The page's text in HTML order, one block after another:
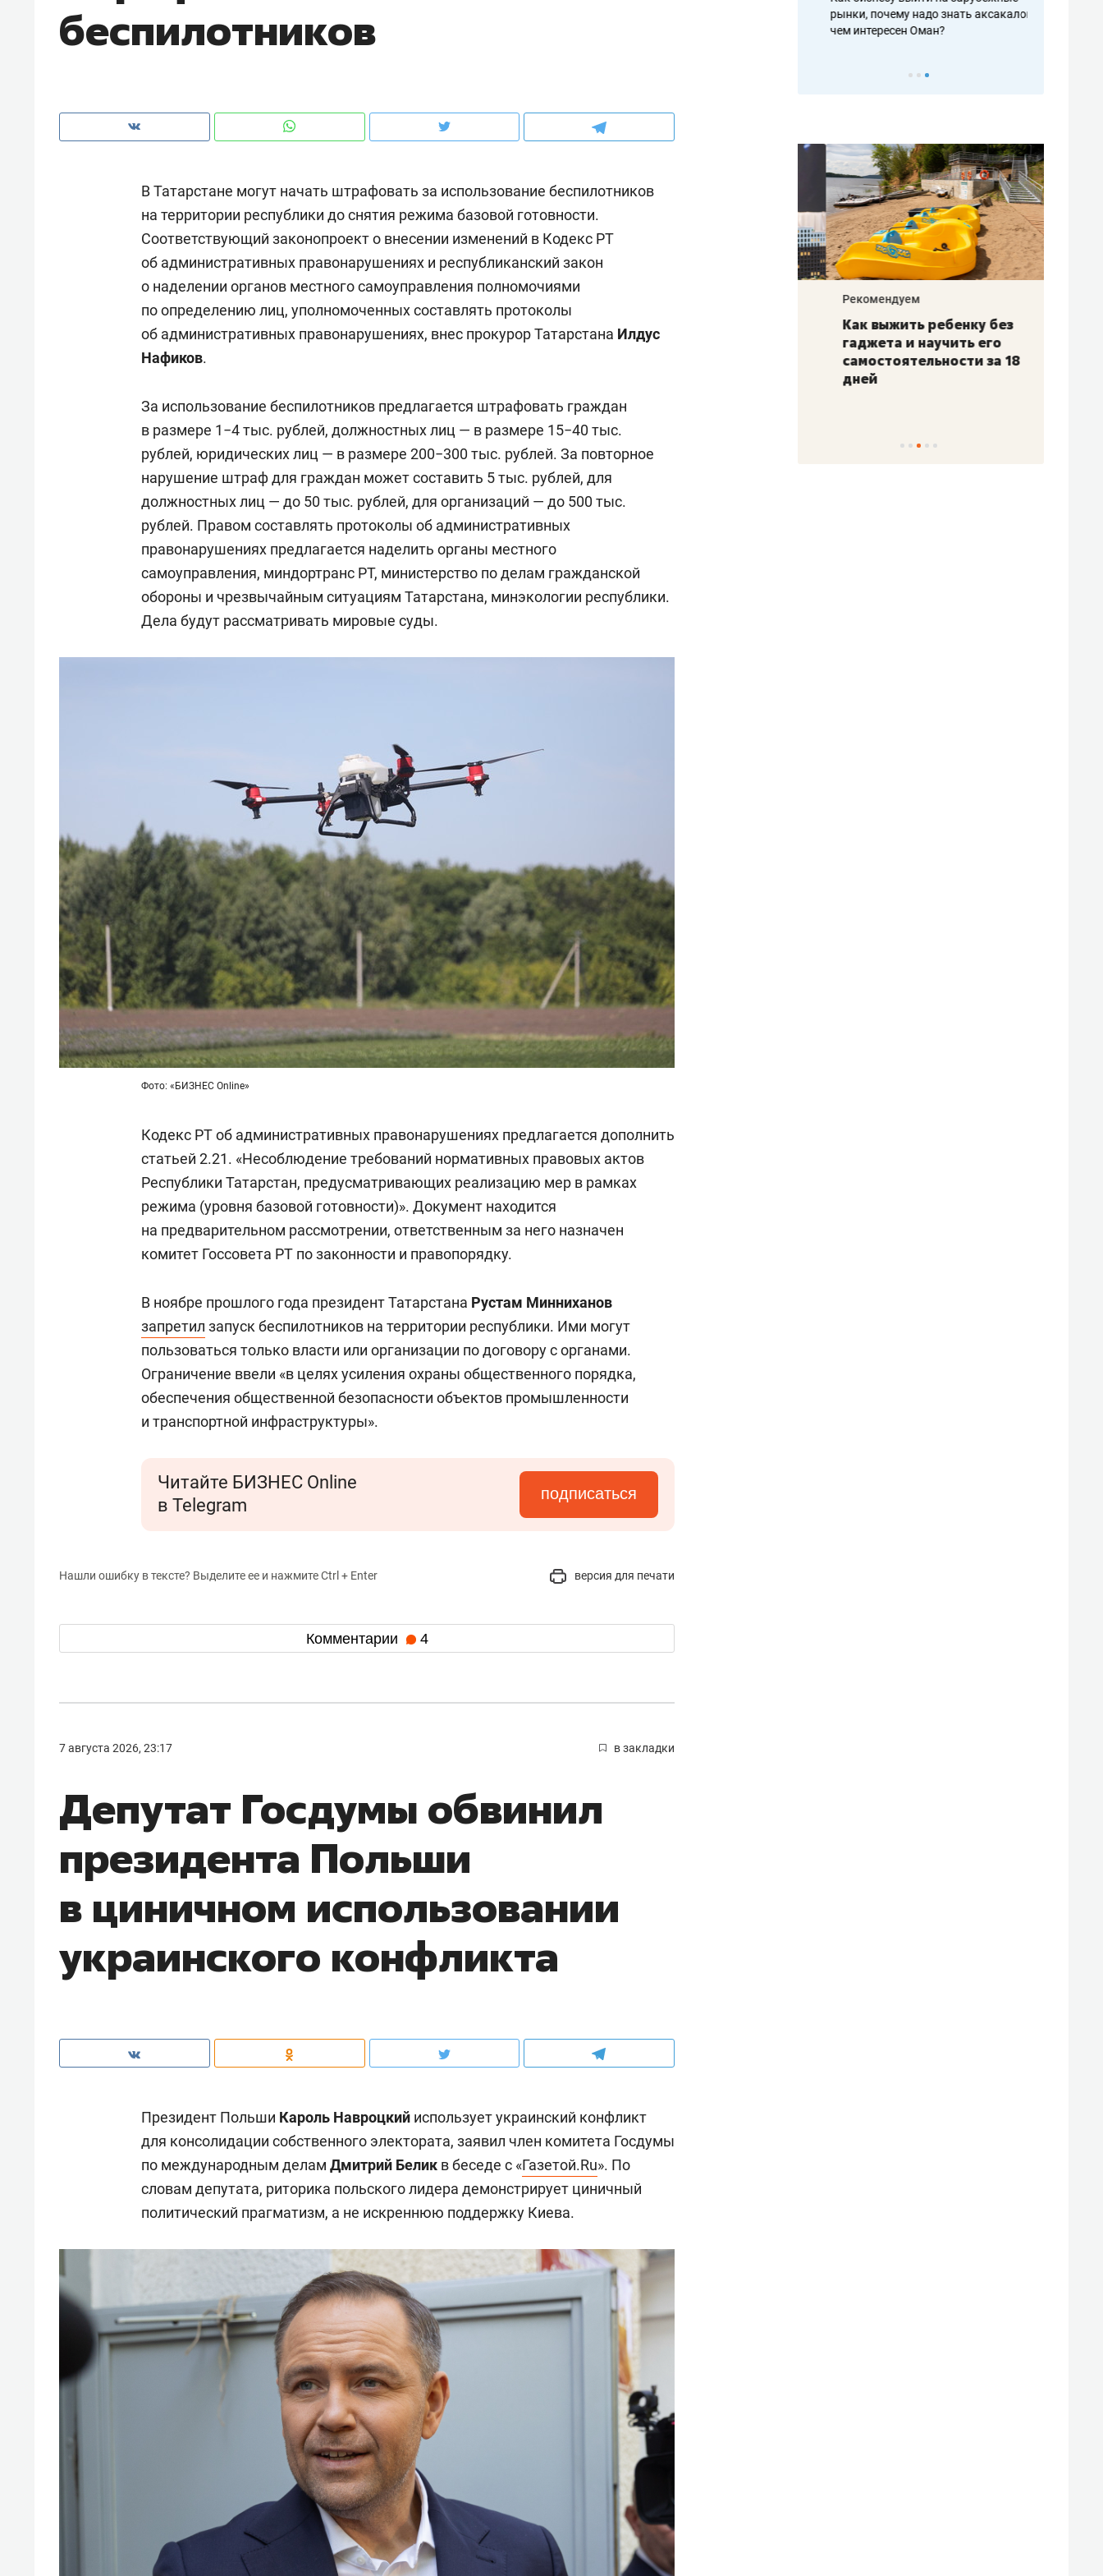
беспилотников
В Татарстане могут начать штрафовать за использование беспилотников
на территории республики до снятия режима базовой готовности.
Соответствующий законопроект о внесении изменений в Кодекс РТ
об административных правонарушениях и республиканский закон
о наделении органов местного самоуправления полномочиями
по определению лиц, уполномоченных составлять протоколы
об административных правонарушениях, внес прокурор Татарстана Илдус
Нафиков.
За использование беспилотников предлагается штрафовать граждан
в размере 1−4 тыс. рублей, должностных лиц — в размере 15−40 тыс.
рублей, юридических лиц — в размере 200−300 тыс. рублей. За повторное
нарушение штраф для граждан может составить 5 тыс. рублей, для
должностных лиц — до 50 тыс. рублей, для организаций — до 500 тыс.
рублей. Правом составлять протоколы об административных
правонарушениях предлагается наделить органы местного
самоуправления, миндортранс РТ, министерство по делам гражданской
обороны и чрезвычайным ситуациям Татарстана, минэкологии республики.
Дела будут рассматривать мировые суды.
Фото: «БИЗНЕС Online»
Кодекс РТ об административных правонарушениях предлагается дополнить
статьей 2.21. «Несоблюдение требований нормативных правовых актов
Республики Татарстан, предусматривающих реализацию мер в рамках
режима (уровня базовой готовности)». Документ находится
на предварительном рассмотрении, ответственным за него назначен
комитет Госсовета РТ по законности и правопорядку.
В ноябре прошлого года президент Татарстана Рустам Минниханов
запретил запуск беспилотников на территории республики. Ими могут
пользоваться только власти или организации по договору с органами.
Ограничение ввели «в целях усиления охраны общественного порядка,
обеспечения общественной безопасности объектов промышленности
и транспортной инфраструктуры».
Читайте БИЗНЕС Online
в Telegram
подписаться
Нашли ошибку в тексте? Выделите ее и нажмите Ctrl + Enter версия для печати
Комментарии 4
7 августа 2026, 23:17 в закладки
Депутат Госдумы обвинил
президента Польши
в циничном использовании
украинского конфликта
Президент Польши Кароль Навроцкий использует украинский конфликт
для консолидации собственного электората, заявил член комитета Госдумы
по международным делам Дмитрий Белик в беседе с «Газетой.Ru». По
словам депутата, риторика польского лидера демонстрирует циничный
политический прагматизм, а не искреннюю поддержку Киева.
чем интересен Оман?
рынки, почему надо знать аксакалов и
чем интересен Оман?
Оставить шум за волной: как
строят тишину в казанском
ЖК «Заря»
Рекомендуем
Психотерапевт «Фороса»:
«Директорский невроз» –
Дизайнер-прораб Наталья
Наседкина: «Ремонт вместе
Рекомендуем
Как выжить ребенку без
гаджета и научить его
самостоятельности за 18
дней